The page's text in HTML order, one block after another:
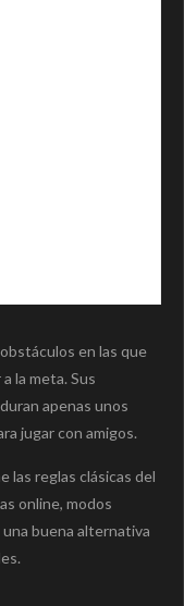
en las que
la meta. Sus
apenas unos
jugar con amigos.
las reglas clásicas del
online, modos
buena alternativa